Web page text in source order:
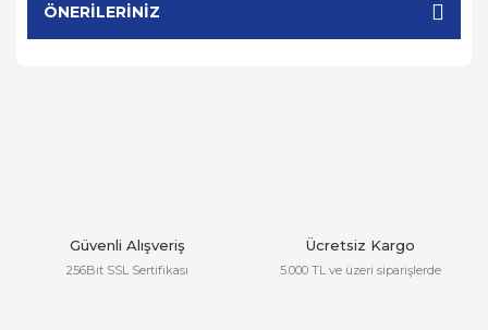
ÖNERILERINIZ
Güvenli Alışveriş
256Bit SSL Sertifikası
Ücretsiz Kargo
5.000 TL ve üzeri siparişlerde